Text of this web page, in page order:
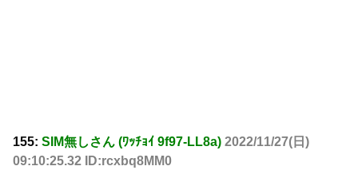
155: SIM無しさん (ﾜｯﾁｮｲ 9f97-LL8a) 2022/11/27(日)
09:10:25.32 ID:rcxbq8MM0